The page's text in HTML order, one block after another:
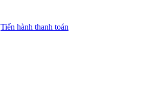
Tiến hành thanh toán